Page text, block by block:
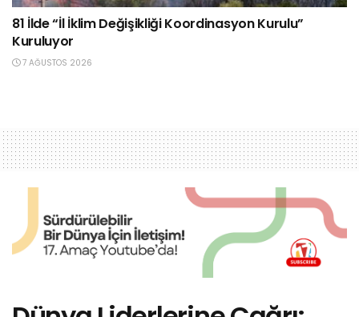
81 İlde “İl İklim Değişikliği Koordinasyon Kurulu”
Kuruluyor
7 AĞUSTOS 2026